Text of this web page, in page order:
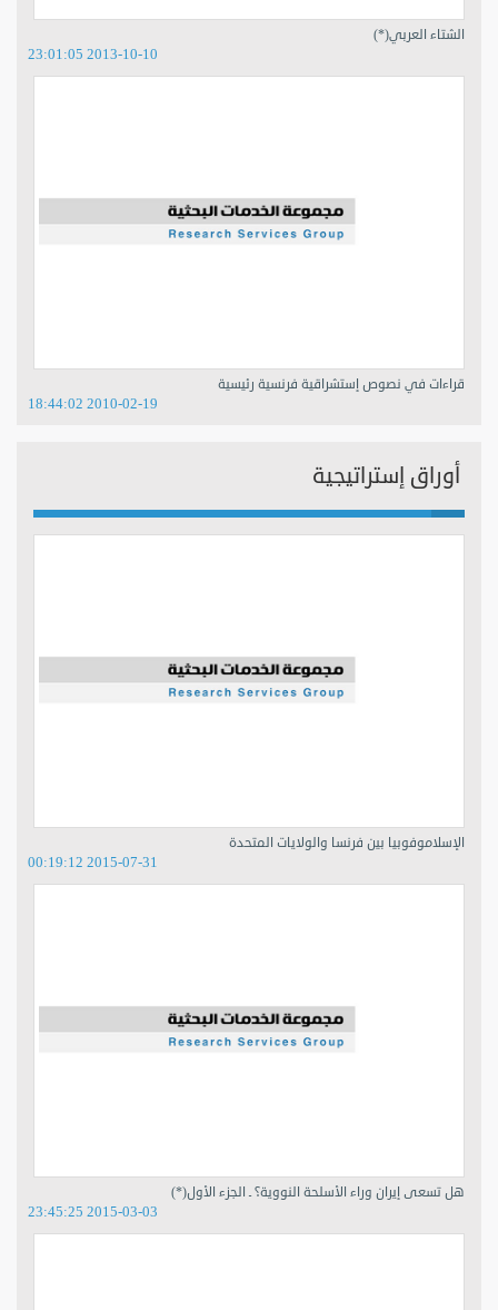
الشتاء العربي(*)
2013-10-10 23:01:05
قراءات في نصوص إستشراقية فرنسية رئيسية
2010-02-19 18:44:02
أوراق إستراتيجية
الإسلاموفوبيا بين فرنسا والولايات المتحدة
2015-07-31 00:19:12
هل تسعى إيران وراء الأسلحة النووية؟ ـ الجزء الأول(*)
2015-03-03 23:45:25